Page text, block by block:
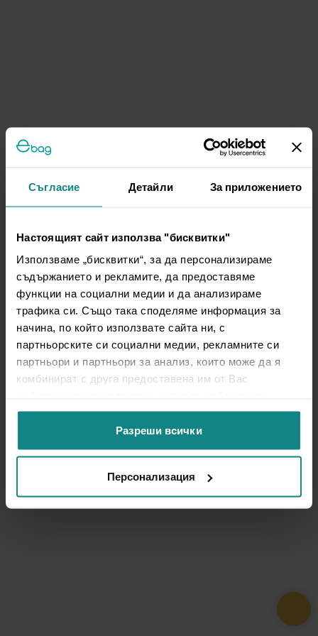
Съгласие Детайли За приложението
Настоящият сайт използва "бисквитки"
Използваме „бисквитки“, за да персонализираме
съдържанието и рекламите, да предоставяме
функции на социални медии и да анализираме
трафика си. Също така споделяме информация за
начина, по който използвате сайта ни, с
партньорските си социални медии, рекламните си
партньори и партньори за анализ, които може да я
комбинират с друга предоставена им от Вас
ползването от Ваша страна на услугите им.
Разреши всички
Персонализация